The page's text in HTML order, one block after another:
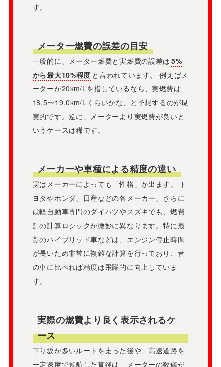
す。
メーター燃費の誤差の目安
一般的に、メーター燃費と実燃費の誤差は 5%
から最大10%程度 と言われています。 例えばメ
ーターが20km/Lを指しているなら、実燃費は
18.5〜19.0km/Lくらいかな、と予想するのが現
実的です。逆に、メーターより実燃費が良いと
いうケースは稀です。
メーカーや車種による精度の違い
実はメーカーによっても「性格」が出ます。 ト
ヨタやホンダ、日産などの各メーカー、さらに
は軽自動車専門のダイハツやスズキでも、燃費
計の計算ロジックが微妙に異なります。特に最
新のハイブリッド車などは、エンジン停止時間
が長いため非常に複雑な計算を行っており、昔
の車に比べれば精度は飛躍的に向上していま
す。
実際の燃費より良く表示されるケ
ース
下り坂が多いルートを走った後や、高速道路を
一定速度で巡航した直後は、メーターの数値が